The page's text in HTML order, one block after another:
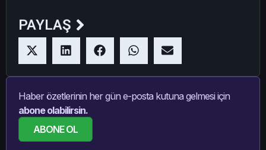
PAYLAŞ
Haber özetlerinin her gün e-posta kutuna gelmesi için
abone olabilirsin.
ABONE OL